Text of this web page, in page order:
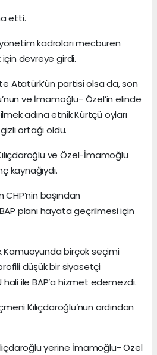
etti.
kadroları mecburen
için devreye girdi.
Atatürk’ün partisi olsa da, son
ve İmamoğlu- Özel’in elinde
adına etnik Kürtçü oyları
ortağı oldu.
ve Özel-İmamoğlu
kaynağıydı.
CHP’nin başından
planı hayata geçrilmesi için
Kamuoyunda birçok seçimi
düşük bir siyasetçi
ile BAP’a hizmet edemezdi.
Kılıçdaroğlu’nun ardından
yerine İmamoğlu- Özel